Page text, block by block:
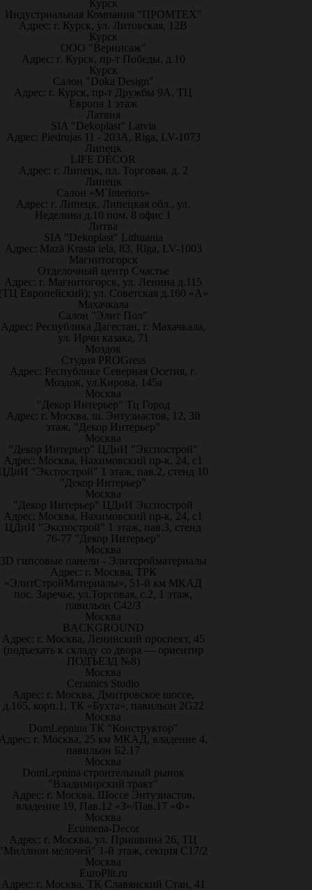
Курск
Индустриальная Компания "ПРОМТЕХ"
Адрес: г. Курск, ул. Литовская, 12В
Курск
ООО "Вернисаж"
Адрес: г. Курск, пр-т Победы, д.10
Курск
Салон "Doka Design"
Адрес: г. Курск, пр-т Дружбы 9А, ТЦ
Европа 1 этаж
Латвия
SIA "Dekoplast" Latvia
Адрес: Piedrujas 11 - 203A, Riga, LV-1073
Липецк
LIFE DÉCOR
Адрес: г. Липецк, пл. Торговая, д. 2
Липецк
Салон «M`Interiors»
Адрес: г. Липецк, Липецкая обл., ул.
Неделина д.10 пом. 8 офис 1
Литва
SIA "Dekoplast" Lithuania
Адрес: Mazā Krasta iela, 83, Rīga, LV-1003
Магнитогорск
Отделочный центр Счастье
Адрес: г. Магнитогорск, ул. Ленина д.115
Европейский); ул. Советская д.160 «А»
Махачкала
Салон "Элит Пол"
Адрес: Республика Дагестан, г. Махачкала,
ул. Ирчи казака, 71
Моздок
Студия PROGress
Адрес: Республике Северная Осетия, г.
Моздок, ул.Кирова, 145а
Москва
"Декор Интерьер" Тц Город
Адрес: г. Москва, ш. Энтузиастов, 12, 3й
этаж, "Декор Интерьер"
Москва
"Декор Интерьер" ЦДиИ "Экспострой"
Адрес: Москва, Нахимовский пр-к, 24, с1
"Экспострой" 1 этаж, пав.2, стенд 10
"Декор Интерьер"
Москва
"Декор Интерьер" ЦДиИ Экспострой
Адрес: Москва, Нахимовский пр-к, 24, с1
ЦДиИ "Экспострой" 1 этаж, пав.3, стенд
76-77 "Декор Интерьер"
Москва
3D гипсовые панели - Элитсройматериалы
Адрес: г. Москва, ТРК
«ЭлитСтройМатериалы», 51-й км МКАД
пос. Заречье, ул.Торговая, с.2, 1 этаж,
павильон С42/3
Москва
BACKGROUND
Адрес: г. Москва, Ленинский проспект, 45
(подъехать к складу со двора — ориентир
ПОДЪЕЗД №8)
Москва
Ceramics Studio
Адрес: г. Москва, Дмитровское шоссе,
д.165, корп.1, ТК «Бухта», павильон 2G22
Москва
DomLepnina ТК "Конструктор"
г. Москва, 25 км МКАД, владение 4,
павильон Б2.17
Москва
DomLepnina строительный рынок
"Владимирский тракт"
Адрес: г. Москва, Шоссе Энтузиастов,
владение 19, Пав.12 «З»/Пав.17 «Ф»
Москва
Ecumena-Decor
Адрес: г. Москва, ул. Пришвина 26, ТЦ
мелочей" 1-й этаж, секция С17/2
Москва
EuroPlit.ru
Адрес: г. Москва, ТК Славянский Стан, 41